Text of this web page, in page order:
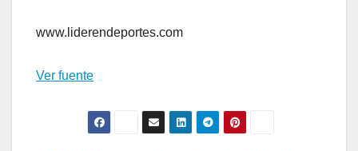
www.liderendeportes.com
Ver fuente